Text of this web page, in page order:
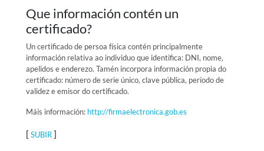
Que información contén un
certificado?
Un certificado de persoa física contén principalmente
información relativa ao individuo que identifica: DNI, nome,
apelidos e enderezo. Tamén incorpora información propia do
certificado: número de serie único, clave pública, período de
validez e emisor do certificado.
Máis información: http://firmaelectronica.gob.es
[ SUBIR]